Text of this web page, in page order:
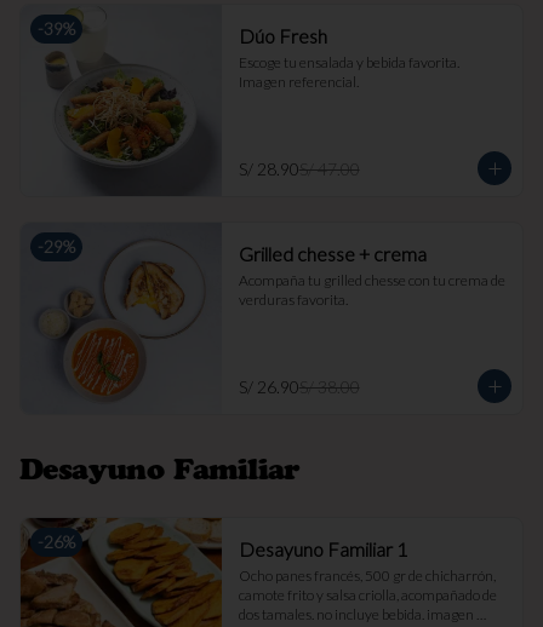
-39% Dúo Fresh
Escoge tu ensalada y bebida favorita.
Imagen referencial.
S/ 28.90S/ 47.00
-29% Grilled chesse + crema
Acompaña tu grilled chesse con tu crema de
verduras favorita.
S/ 26.90S/ 38.00
Desayuno Familiar
-26% Desayuno Familiar 1
Ocho panes francés, 500 gr de chicharrón,
camote frito y salsa criolla, acompañado de
dos tamales. no incluye bebida. imagen